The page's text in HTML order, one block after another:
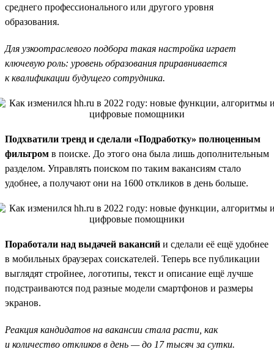
среднего профессионального или другого уровня
образования.
Для узкоотраслевого подбора такая настройка играет
ключевую роль: уровень образования приравнивается
к квалификации будущего сотрудника.
Подхватили тренд и сделали «Подработку» полноценным
фильтром в поиске. До этого она была лишь дополнительным
разделом. Управлять поиском по таким вакансиям стало
удобнее, а получают они на 1600 откликов в день больше.
Поработали над выдачей вакансий и сделали её ещё удобнее
в мобильных браузерах соискателей. Теперь все публикации
выглядят стройнее, логотипы, текст и описание ещё лучше
подстраиваются под разные модели смартфонов и размеры
экранов.
Реакция кандидатов на вакансии стала расти, как
и количество откликов в день — до 17 тысяч за сутки.